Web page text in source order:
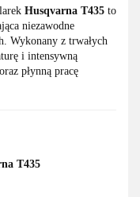
Husqvarna T435 to
niezawodne
Wykonany z trwałych
i intensywną
płynną pracę
T435